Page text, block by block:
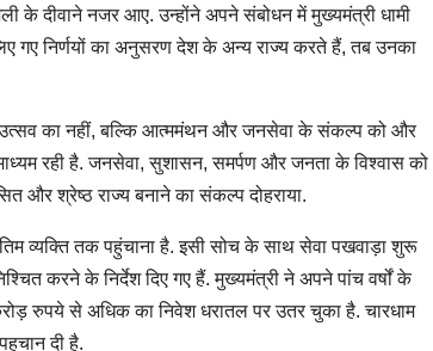
के दीवाने नजर आए. उन्होंने अपने संबोधन में मुख्यमंत्री धामी
गए निर्णयों का अनुसरण देश के अन्य राज्य करते हैं, तब उनका
उत्सव का नहीं, बल्कि आत्ममंथन और जनसेवा के संकल्प को और
रही है. जनसेवा, सुशासन, समर्पण और जनता के विश्वास को
और श्रेष्ठ राज्य बनाने का संकल्प दोहराया.
व्यक्ति तक पहुंचाना है. इसी सोच के साथ सेवा पखवाड़ा शुरू
करने के निर्देश दिए गए हैं. मुख्यमंत्री ने अपने पांच वर्षों के
रुपये से अधिक का निवेश धरातल पर उतर चुका है. चारधाम
दी है.